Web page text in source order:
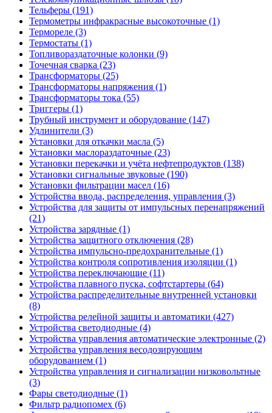
Тельферы (191)
Термометры инфракрасные высокоточные (1)
Термореле (3)
Термостаты (1)
Топливораздаточные колонки (9)
Точечная сварка (23)
Трансформаторы (25)
Трансформаторы напряжения (1)
Трансформаторы тока (55)
Триггеры (1)
Трубный инструмент и оборудование (147)
Удлинители (3)
Установки для откачки масла (5)
Установки маслораздаточные (23)
Установки перекачки и учёта нефтепродуктов (138)
Установки сигнальные звуковые (190)
Установки фильтрации масел (16)
Устройства ввода, распределения, управления (3)
Устройства для защиты от импульсных перенапряжений
(21)
Устройства зарядные (1)
Устройства защитного отключения (28)
Устройства импульсно-предохранительные (1)
Устройства контроля сопротивления изоляции (1)
Устройства переключающие (11)
Устройства плавного пуска, софтстартеры (64)
Устройства распределительные внутренней установки
(8)
Устройства релейной защиты и автоматики (427)
Устройства светодиодные (4)
Устройства управления автоматические электронные (2)
Устройства управления весодозирующим
оборудованием (1)
Устройства управления и сигнализации низковольтные
(3)
Фары светодиодные (1)
Фильтр радиопомех (6)